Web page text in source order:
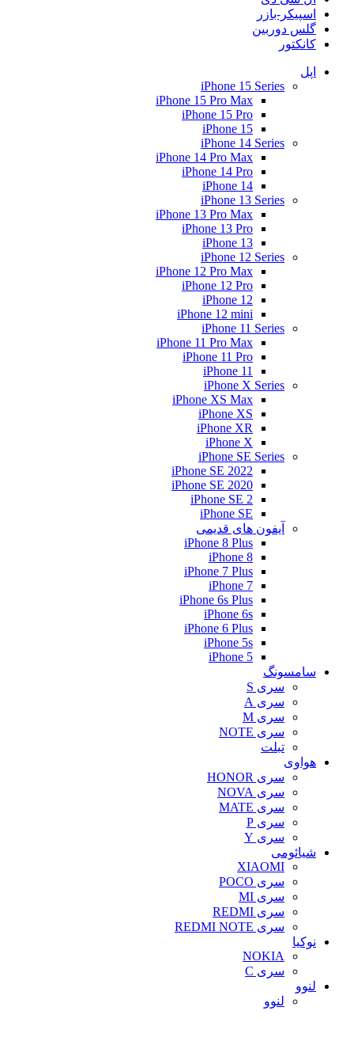
اسپیکر-بازر
گلس دوربین
کانکتور
اپل
iPhone 15 Series
iPhone 15 Pro Max
iPhone 15 Pro
iPhone 15
iPhone 14 Series
iPhone 14 Pro Max
iPhone 14 Pro
iPhone 14
iPhone 13 Series
iPhone 13 Pro Max
iPhone 13 Pro
iPhone 13
iPhone 12 Series
iPhone 12 Pro Max
iPhone 12 Pro
iPhone 12
iPhone 12 mini
iPhone 11 Series
iPhone 11 Pro Max
iPhone 11 Pro
iPhone 11
iPhone X Series
iPhone XS Max
iPhone XS
iPhone XR
iPhone X
iPhone SE Series
iPhone SE 2022
iPhone SE 2020
iPhone SE 2
iPhone SE
آیفون های قدیمی
iPhone 8 Plus
iPhone 8
iPhone 7 Plus
iPhone 7
iPhone 6s Plus
iPhone 6s
iPhone 6 Plus
iPhone 5s
iPhone 5
سامسونگ
سری S
سری A
سری M
سری NOTE
تبلت
هواوی
سری HONOR
سری NOVA
سری MATE
سری P
سری Y
شیائومی
XIAOMI
سری POCO
سری MI
سری REDMI
سری REDMI NOTE
نوکیا
NOKIA
سری C
لنوو
لنوو